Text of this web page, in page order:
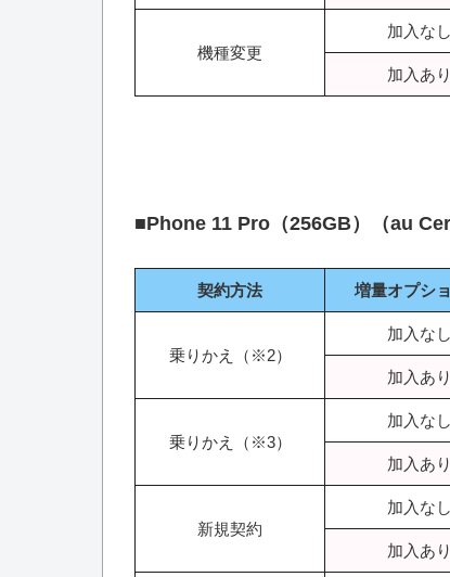
機種変更
加入なし
加入あり
■Phone 11 Pro（256GB）（au
契約方法 増量オプシ
乗りかえ（※2）
加入なし
加入あり
乗りかえ（※3）
加入なし
加入あり
新規契約
加入なし
加入あり